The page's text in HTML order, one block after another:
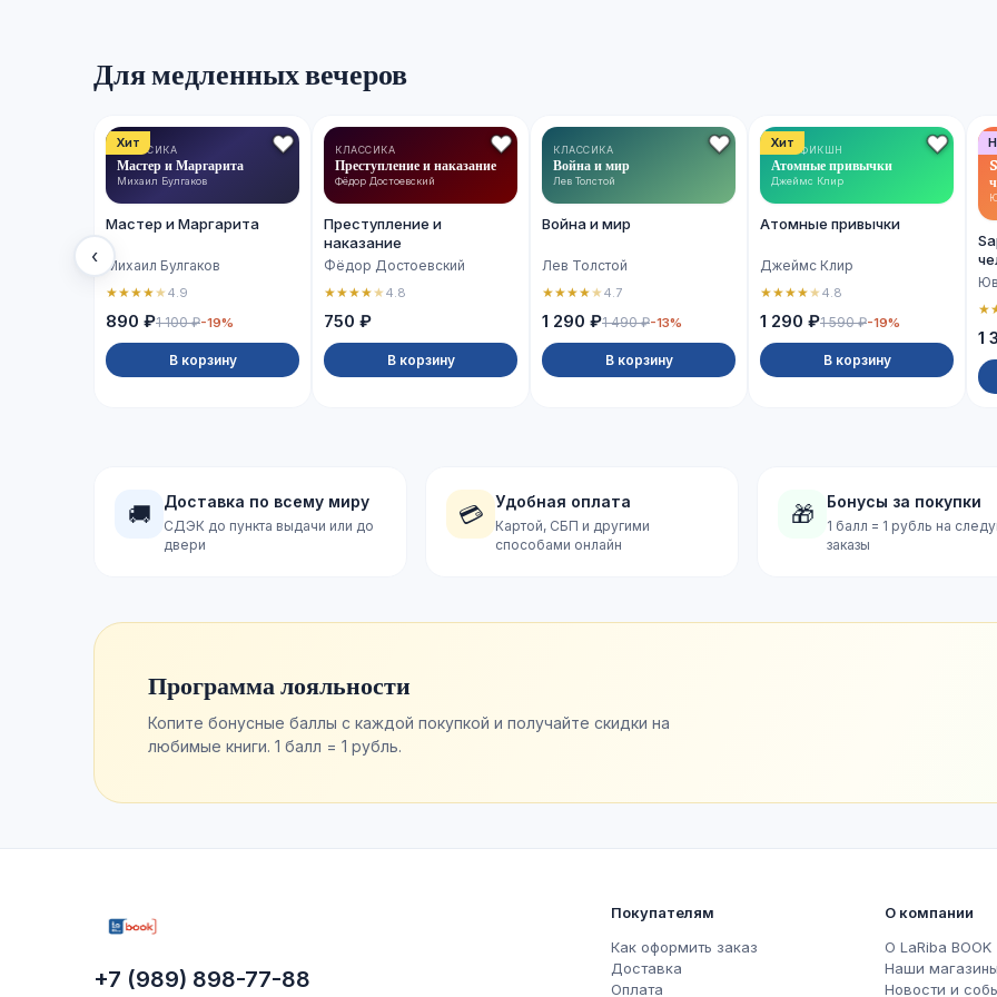
Для медленных вечеров
‹
Хит
КЛАССИКА
Мастер и Маргарита
Михаил Булгаков
Мастер и Маргарита
Михаил Булгаков
★★★★★4.9
890 ₽1 100 ₽-19%
В корзину
КЛАССИКА
Преступление и наказание
Фёдор Достоевский
Преступление и
наказание
Фёдор Достоевский
★★★★★4.8
750 ₽
В корзину
КЛАССИКА
Война и мир
Лев Толстой
Война и мир
Лев Толстой
★★★★★4.7
1 290 ₽1 490 ₽-13%
В корзину
Хит
НОН-ФИКШН
Атомные привычки
Джеймс Клир
Атомные привычки
Джеймс Клир
★★★★★4.8
1 290 ₽1 590 ₽-19%
В корзину
★
1
🚚 Доставка по всему миру
СДЭК до пункта выдачи или до
двери
💳 Удобная оплата
Картой, СБП и другими
способами онлайн
🎁 Бонусы за покупки
1 балл = 1 рубль на
заказы
Программа лояльности
Копите бонусные баллы с каждой покупкой и получайте скидки на
любимые книги. 1 балл = 1 рубль.
+7 (989) 898-77-88
Покупателям
Как оформить заказ
Доставка
Оплата
О компании
О LaRiba BOOK
Наши магазины
Новости и